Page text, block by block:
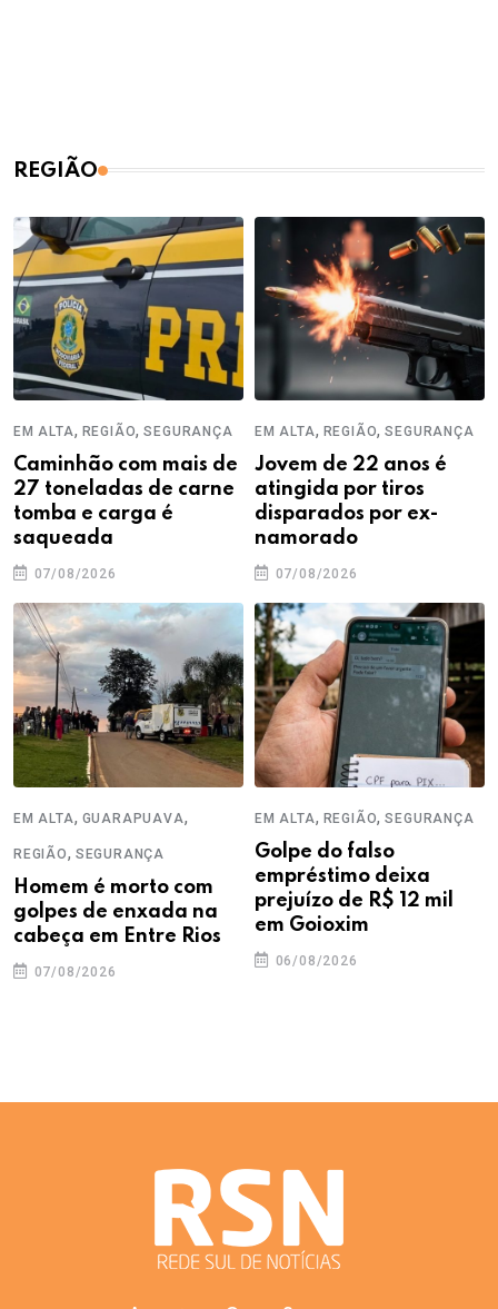
REGIÃO
EM ALTA, REGIÃO,SEGURANÇA
Caminhão com mais de
27 toneladas de carne
tomba e carga é
saqueada
07/08/2026
EM ALTA, REGIÃO,SEGURANÇA
Jovem de 22 anos é
atingida por tiros
disparados por ex-
namorado
07/08/2026
EM ALTA, GUARAPUAVA,
REGIÃO, SEGURANÇA
Homem é morto com
golpes de enxada na
cabeça em Entre Rios
07/08/2026
EM ALTA, REGIÃO,SEGURANÇA
Golpe do falso
empréstimo deixa
prejuízo de R$ 12 mil
em Goioxim
06/08/2026